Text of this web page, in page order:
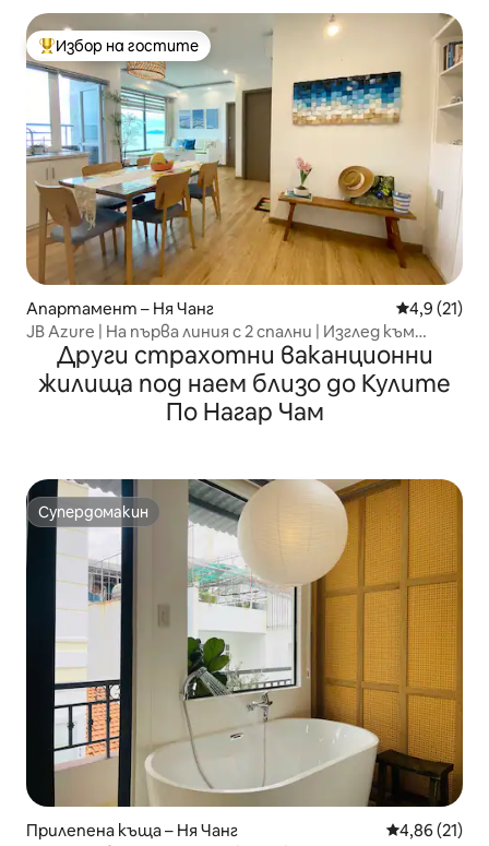
Най-популярен избор на гостите
Избор на гостите
Апартамент – Ня Чанг Средна
4,9 (21)
JB Azure | На първа линия с 2 спални | Изглед към
океана от ВСИЧКИ стаи
Други страхотни ваканционни
жилища под наем близо до Кулите
По Нагар Чам
Супердомакин
Супердомакин
Прилепена къща – Ня Чанг Средна
4,86 (21)